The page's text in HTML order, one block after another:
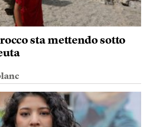
sta mettendo sotto